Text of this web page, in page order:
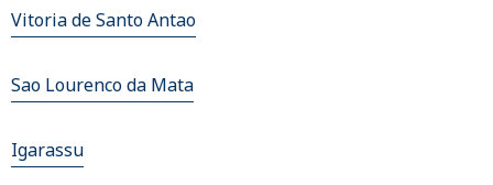
Vitoria de Santo Antao
Sao Lourenco da Mata
Igarassu